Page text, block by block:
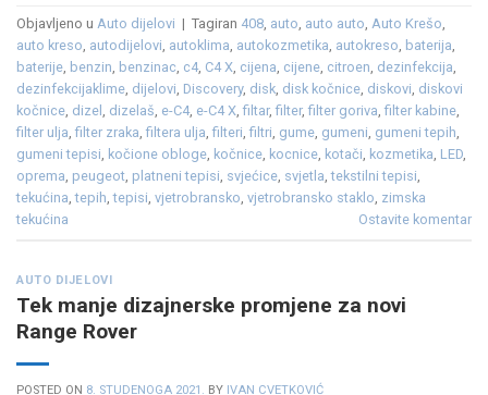
Objavljeno u Auto dijelovi | Tagiran 408, auto, auto auto, Auto Krešo,
auto kreso, autodijelovi, autoklima, autokozmetika, autokreso, baterija,
baterije, benzin, benzinac, c4, C4 X, cijena, cijene, citroen, dezinfekcija,
dezinfekcijaklime, dijelovi, Discovery, disk, disk kočnice, diskovi, diskovi
kočnice, dizel , dizelaš, e-C4, e-C4 X,filtar,filter,filter goriva,filter kabine,
filter ulja,filter zraka,filtera ulja,filteri,filtri, gume, gumeni, gumeni tepih,
gumeni tepisi, kočione obloge, kočnice, kocnice, kotači, kozmetika, LED,
oprema, peugeot, platneni tepisi, svjećice, svjetla,tekstilni tepisi,
tekućina,tepih,tepisi, vjetrobransko, vjetrobransko staklo, zimska
tekućina
Ostavite komentar
AUTO DIJELOVI
Tek manje dizajnerske promjene za novi
Range Rover
POSTED ON 8. STUDENOGA 2021. BY IVAN CVETKOVIĆ